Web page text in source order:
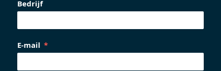
Bedrijf
E-mail